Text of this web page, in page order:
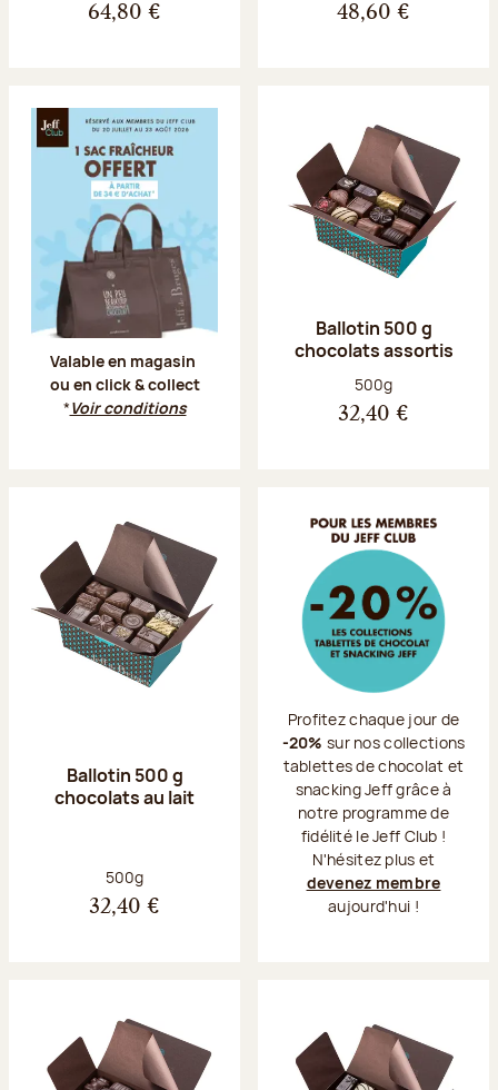
64,80 € 48,60 €
Valable en magasin
ou en click & collect
*Voir conditions
Ballotin 500 g
chocolats assortis
Poids net :
500g
32,40 €
Ballotin 500 g
chocolats au lait
Poids net :
500g
32,40 €
Profitez chaque jour de
-20% sur nos collections
tablettes de chocolat et
snacking Jeff grâce à
notre programme de
fidélité le Jeff Club !
N'hésitez plus et
devenez membre
aujourd'hui !